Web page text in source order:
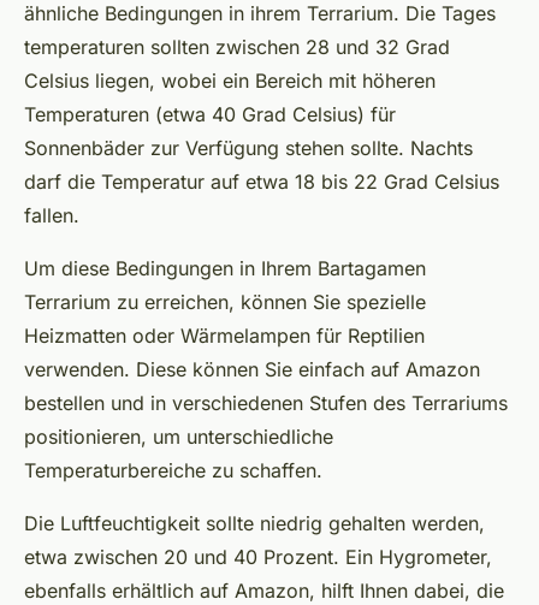
ähnliche Bedingungen in ihrem Terrarium. Die Tages
temperaturen sollten zwischen 28 und 32 Grad
Celsius liegen, wobei ein Bereich mit höheren
Temperaturen (etwa 40 Grad Celsius) für
Sonnenbäder zur Verfügung stehen sollte. Nachts
darf die Temperatur auf etwa 18 bis 22 Grad Celsius
fallen.
Um diese Bedingungen in Ihrem Bartagamen
Terrarium zu erreichen, können Sie spezielle
Heizmatten oder Wärmelampen für Reptilien
verwenden. Diese können Sie einfach auf Amazon
bestellen und in verschiedenen Stufen des Terrariums
positionieren, um unterschiedliche
Temperaturbereiche zu schaffen.
Die Luftfeuchtigkeit sollte niedrig gehalten werden,
etwa zwischen 20 und 40 Prozent. Ein Hygrometer,
ebenfalls erhältlich auf Amazon, hilft Ihnen dabei, die